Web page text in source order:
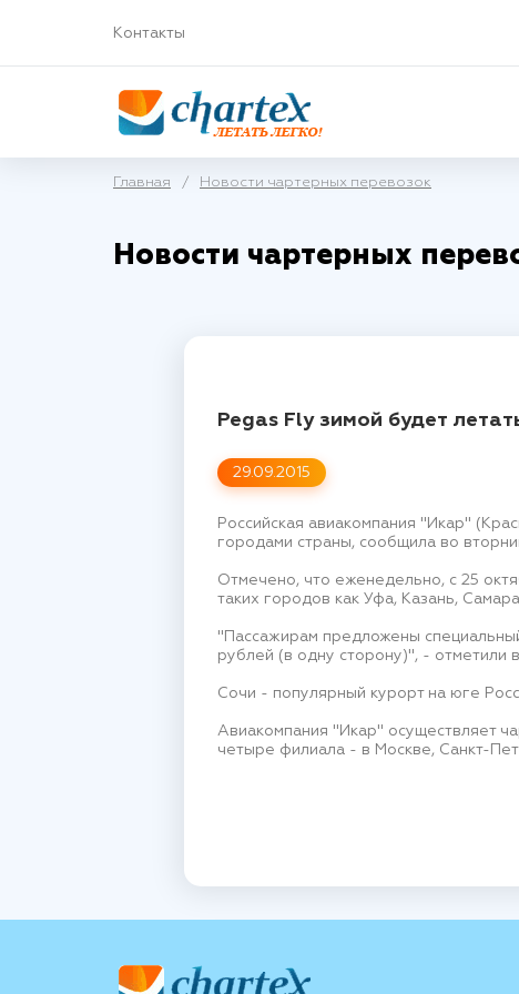
Контакты
Главная / Новости чартерных перевозок
Новости чартерных
29.09.2015
Pegas Fly зимой будет
Российская авиакомпания "Икар"
городами страны, сообщила во
Отмечено, что еженедельно, с 25
таких городов как Уфа, Казань,
"Пассажирам предложены
рублей (в одну сторону)", - отметили
Сочи - популярный курорт на юге
Авиакомпания "Икар" осуществляет
четыре филиала - в Москве, Санкт-